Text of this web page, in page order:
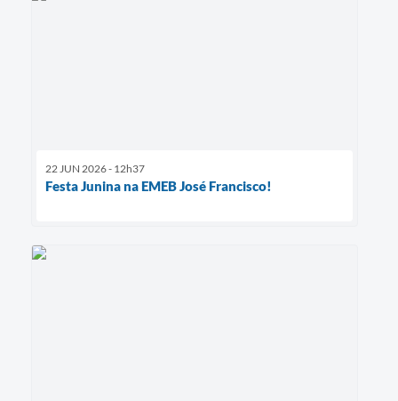
22 JUN 2026 - 12h37
Festa Junina na EMEB José Francisco!